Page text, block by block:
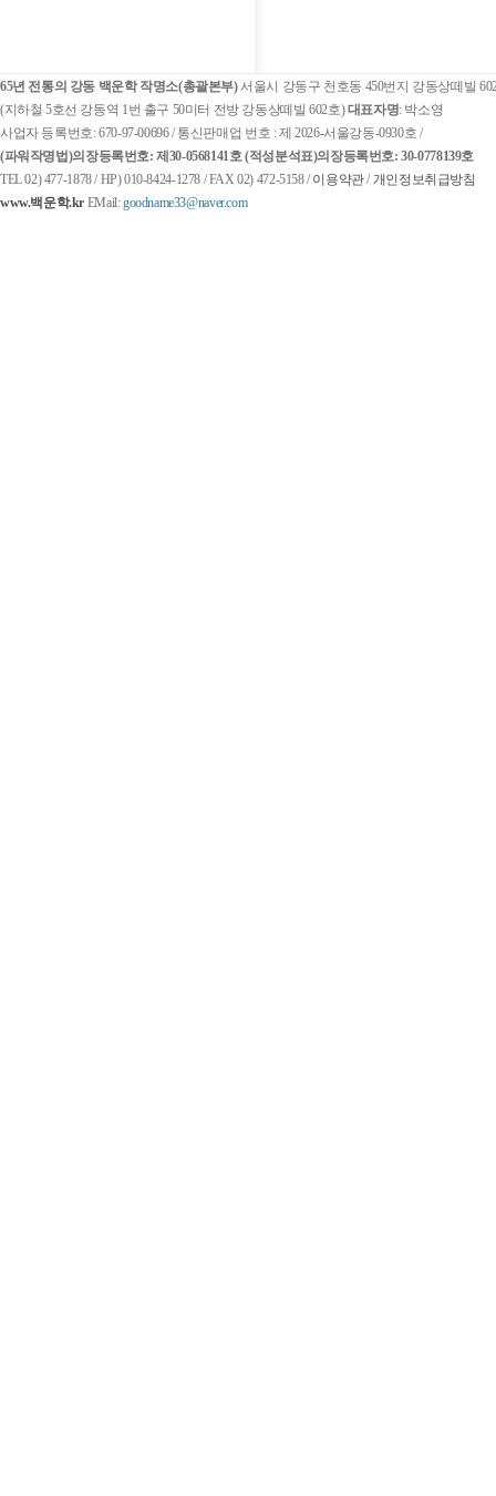
65년 전통의 강동 백운학 작명소(총괄본부) 서울시 강동구 천호동 450번지 강동상떼빌
(지하철 5호선 강동역 1번 출구 50미터 전방 강동상떼빌 602호)대표자명: 박소영
사업자 등록번호: 670-97-00696 / 통신판매업 번호 : 제 2026-서울강동-0930호 /
(파워작명법)의장등록번호: 제30-0568141호(적성분석표)의장등록번호: 30-0778139호
TEL 02) 477-1878 / HP) 010-8424-1278 / FAX 02) 472-5158 /이용약관/개인정보취급방침
www.백운학.kr EMail:goodname33@naver.com